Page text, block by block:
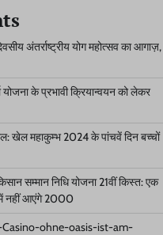
अंतर्राष्ट्रीय योग महोत्सव का आगाज़,
योजना के प्रभावी क्रियान्वयन को लेकर
खेल महाकुम्भ 2024 के पांचवें दिन बच्चों
सम्मान निधि योजना 21वीं किस्त: एक
नहीं आएंगे 2000
ohne-oasis-ist-am-